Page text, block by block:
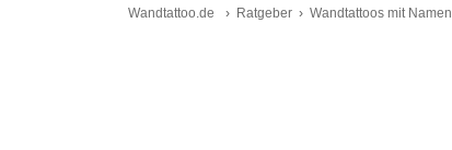
Wandtattoo.de Ratgeber Wandtattoos mit Namen